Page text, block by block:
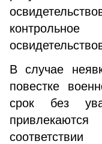
В случае
повестке
срок без